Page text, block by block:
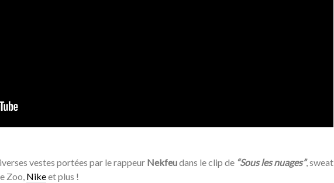
vestes portées par le rappeur Nekfeudans le clip de“Sous les nuages”, sweat
Zoo, Nikeet plus !